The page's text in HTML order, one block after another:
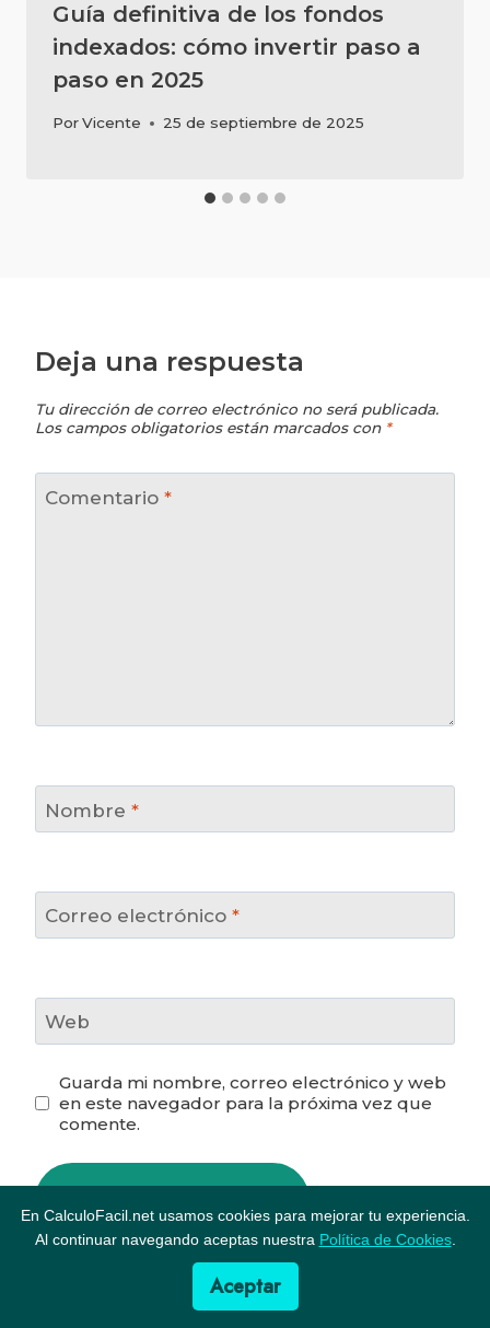
Guía definitiva de los fondos
indexados: cómo invertir paso a
paso en 2025
PorVicente 25 de septiembre de 2025
Deja una respuesta
Tu dirección de correo electrónico no será publicada.
Los campos obligatorios están marcados con *
Comentario *
Nombre *
Correo electrónico *
Web
Guarda mi nombre, correo electrónico y web
en este navegador para la próxima vez que
comente.
En CalculoFacil.net usamos cookies para mejorar tu experiencia.
Al continuar navegando aceptas nuestra Política de Cookies.
Aceptar